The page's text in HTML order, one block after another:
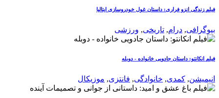
فیلم زندگی انزو فراری: داستان غول خودروسازی ایتالیا
بیوگرافی, درام, تاریخی, ورزشی
فیلم انکانتو: داستان جادویی خانواده - دوبله
انیمیشن, کمدی, خانوادگی, فانتزی, موزیکال